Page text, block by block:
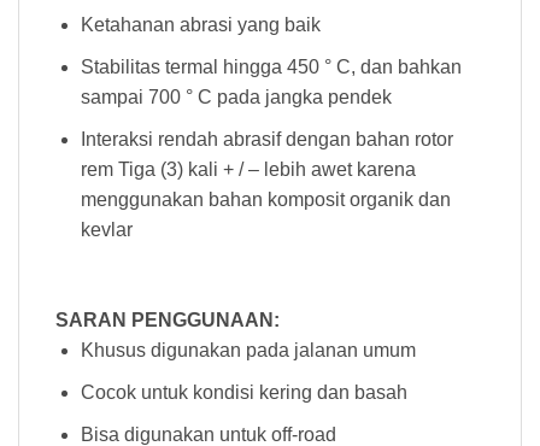
Ketahanan abrasi yang baik
Stabilitas termal hingga 450 ° C, dan bahkan
sampai 700 ° C pada jangka pendek
Interaksi rendah abrasif dengan bahan rotor
rem Tiga (3) kali + / – lebih awet karena
menggunakan bahan komposit organik dan
kevlar
SARAN PENGGUNAAN:
Khusus digunakan pada jalanan umum
Cocok untuk kondisi kering dan basah
Bisa digunakan untuk off-road